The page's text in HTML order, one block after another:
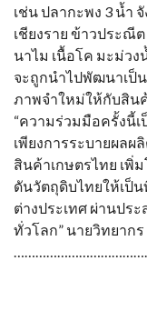
เช่น ปลากะพง 3 น้ำ
เชียงราย ข้าวประณี
นาไม เนื้อโค มะม่ว
จะถูกนำไปพัฒนาเป็
ภาพจำใหม่ให้กับสิน
“ความร่วมมือครั้งนี้
เพียงการระบายผลผ
สินค้าเกษตรไทย เพิ่
ดันวัตถุดิบไทยให้เป็
ต่างประเทศ ผ่านปร
ทั่วโลก” นายวิทยาก